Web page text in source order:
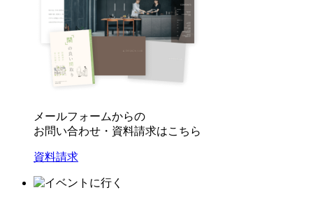
メールフォームからの
お問い合わせ・資料請求はこちら
資料請求